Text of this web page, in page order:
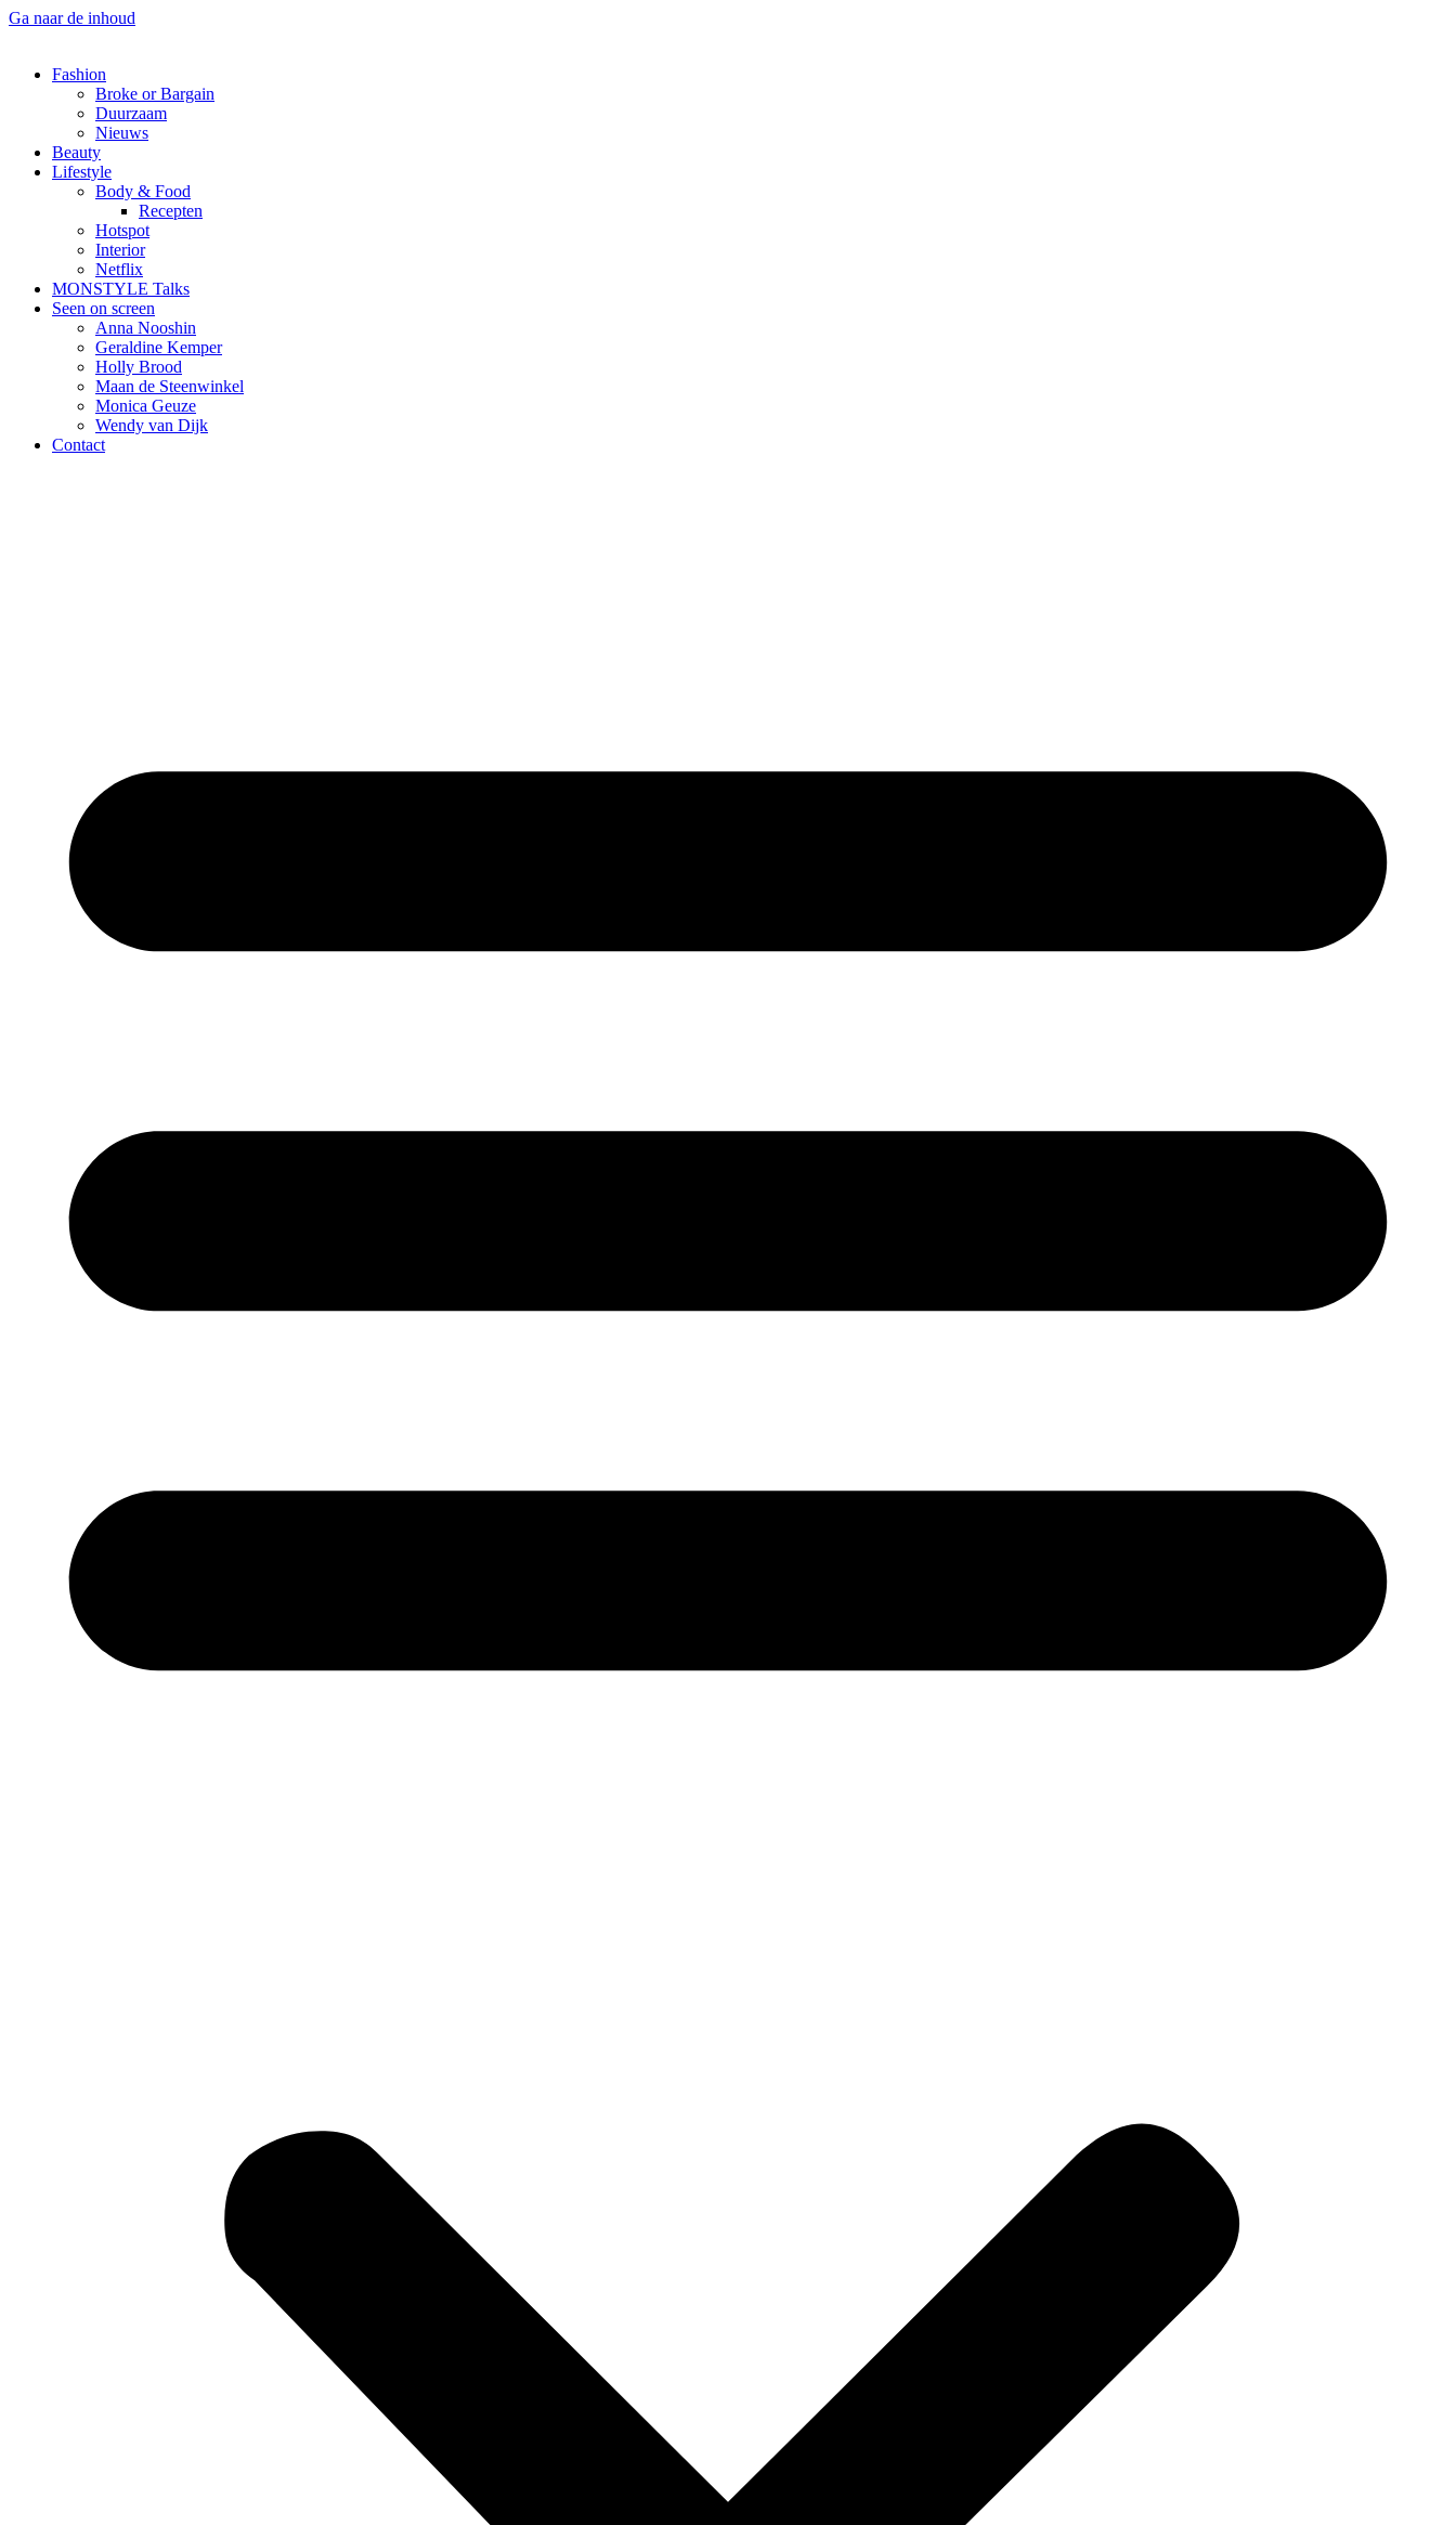
Ga naar de inhoud
Fashion
Broke or Bargain
Duurzaam
Nieuws
Beauty
Lifestyle
Body & Food
Recepten
Hotspot
Interior
Netflix
MONSTYLE Talks
Seen on screen
Anna Nooshin
Geraldine Kemper
Holly Brood
Maan de Steenwinkel
Monica Geuze
Wendy van Dijk
Contact